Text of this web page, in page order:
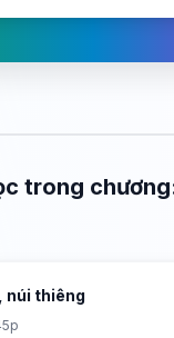
trong
núi thiêng